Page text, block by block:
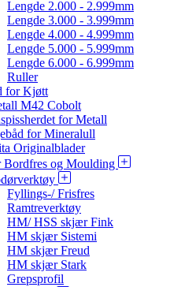
Lengde 2.000 - 2.999mm
Lengde 3.000 - 3.999mm
Lengde 4.000 - 4.999mm
Lengde 5.000 - 5.999mm
Lengde 6.000 - 6.999mm
Ruller
for Kjøtt
M42 Cobolt
for Metall
for Mineralull
Originalblader
Bordfres og Moulding
Fyllings-/ Frisfres
Ramtreverktøy
HM/ HSS skjær Fink
HM skjær Sistemi
HM skjær Freud
HM skjær Stark
Grepsprofil